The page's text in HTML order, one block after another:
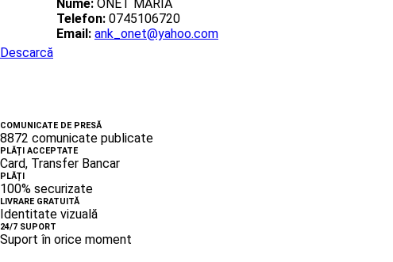
Nume: ONET MARIA
Telefon: 0745106720
Email: ank_onet@yahoo.com
Descarcă
COMUNICATE DE PRESĂ
8872 comunicate publicate
PLĂȚI ACCEPTATE
Card, Transfer Bancar
PLĂȚI
100% securizate
LIVRARE GRATUITĂ
Identitate vizuală
24/7 SUPORT
Suport în orice moment